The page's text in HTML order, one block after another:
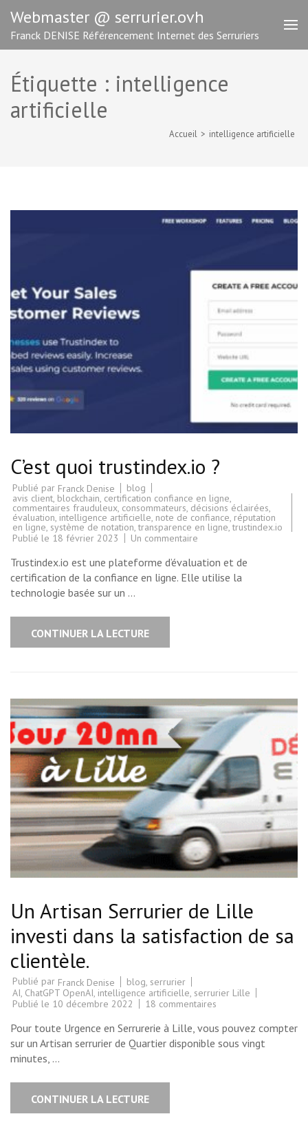
contenu
(Pressez
Webmaster @ serrurier.ovh
Franck DENISE Référencement Internet des Serruriers
Étiquette : intelligence
artificielle
Accueil > intelligence artificielle
C’est quoi trustindex.io ?
Publié par Franck Denise
blog
avis client, blockchain, certification confiance en ligne,
commentaires frauduleux, consommateurs, décisions éclairées,
évaluation, intelligence artificielle, note de confiance, réputation
en ligne, système de notation,transparence en ligne,trustindex.io
Publié le 18 février 2023 Un commentaire
quoi
trustindex.io
?
Trustindex.io est une plateforme d’évaluation et de
certification de la confiance en ligne. Elle utilise la
technologie basée sur un …
CONTINUER LA LECTURE
Un Artisan Serrurier de Lille
investi dans la satisfaction de sa
clientèle.
Publié par Franck Denise blog, serrurier
AI, ChatGPT OpenAI, intelligence artificielle, serrurier Lille
Publié le 10 décembre 2022 18 commentaires
Serrurier
de
Lille
Pour toute Urgence en Serrurerie à Lille, vous pouvez compter
sur un Artisan serrurier de Quartier disponible sous vingt
minutes, …
CONTINUER LA LECTURE